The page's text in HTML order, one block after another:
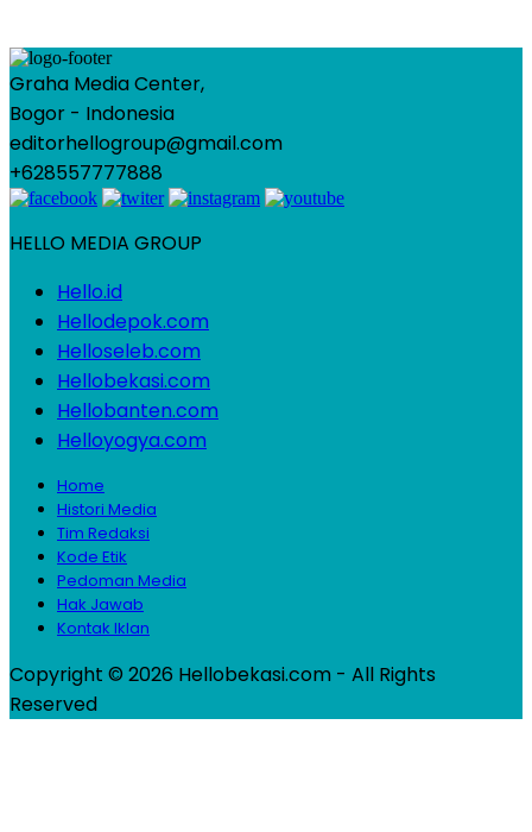
Graha Media Center,
Bogor - Indonesia
editorhellogroup@gmail.com
+628557777888
HELLO MEDIA GROUP
Hello.id
Hellodepok.com
Helloseleb.com
Hellobekasi.com
Hellobanten.com
Helloyogya.com
Home
Histori Media
Tim Redaksi
Kode Etik
Pedoman Media
Hak Jawab
Kontak Iklan
Copyright © 2026 Hellobekasi.com - All Rights
Reserved